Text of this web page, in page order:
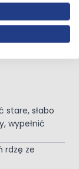
stare, słabo
wypełnić
rdzę ze